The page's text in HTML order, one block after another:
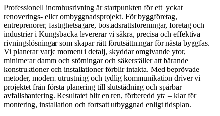
Professionell inomhusrivning är startpunkten för ett lyckat
renoverings- eller ombyggnadsprojekt. För byggföretag,
entreprenörer, fastighetsägare, bostadsrättsföreningar, företag och
industrier i Kungsbacka levererar vi säkra, precisa och effektiva
rivningslösningar som skapar rätt förutsättningar för nästa byggfas.
Vi planerar varje moment i detalj, skyddar omgivande ytor,
minimerar damm och störningar och säkerställer att bärande
konstruktioner och installationer förblir intakta. Med beprövade
metoder, modern utrustning och tydlig kommunikation driver vi
projektet från första planering till slutstädning och spårbar
avfallshantering. Resultatet blir en ren, förberedd yta – klar för
montering, installation och fortsatt utbyggnad enligt tidsplan.